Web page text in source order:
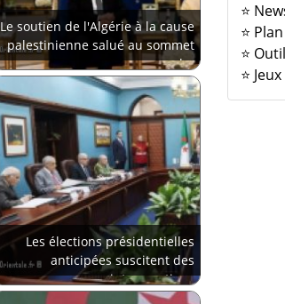
Le soutien de l'Algérie à la cause
palestinienne salué au sommet
arabe
Les élections présidentielles
anticipées suscitent des
interrogations
⭐
⭐
⭐
⭐